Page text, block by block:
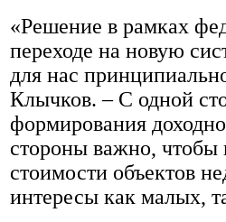
«Решение в рамках
переходе на новую
для нас
Клычков. – С одной
формирования
стороны важно, чтобы
стоимости объектов
интересы как малых,